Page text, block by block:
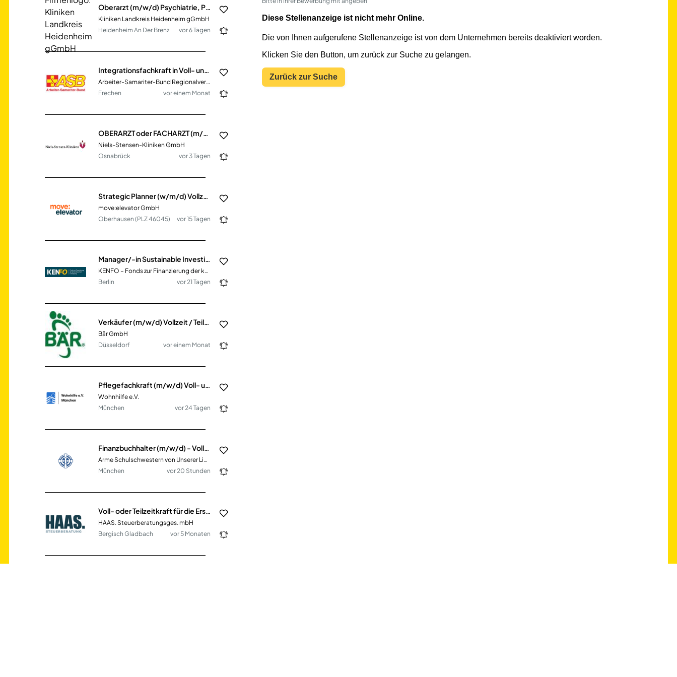
Oberarzt (m/w/d) Psychiatrie, Psychotherapie und Psychosomatik
Kliniken Landkreis Heidenheim gGmbH
Heidenheim An Der Brenz
vor 6 Tagen
Integrationsfachkraft in Voll- und Teilzeit (m, w, d)
Arbeiter-Samariter-Bund Regionalverband Rhein-Erft/ Düren e.V.
Frechen
vor einem Monat
OBERARZT oder FACHARZT (m/w/d) für die Klinik für Anästhesie und Intensivmedizin
Niels-Stensen-Kliniken GmbH
Osnabrück
vor 3 Tagen
Strategic Planner (w/m/d) Vollzeit / Teilzeit
move:elevator GmbH
Oberhausen (PLZ 46045)
vor 15 Tagen
Manager/-in Sustainable Investing (m/w/d) Voll- oder Teilzeit
KENFO – Fonds zur Finanzierung der kerntechnischen Entsorgung
Berlin
vor 21 Tagen
Verkäufer (m/w/d) Vollzeit / Teilzeit
Bär GmbH
Düsseldorf
vor einem Monat
Pflegefachkraft (m/w/d) Voll- und Teilzeit
Wohnhilfe e.V.
München
vor 24 Tagen
Finanzbuchhalter (m/w/d) - Vollzeit / Teilzeit
Arme Schulschwestern von Unserer Lieben Frau
München
vor 20 Stunden
Voll- oder Teilzeitkraft für die Erstellung von Abschlüssen und Steuererklärungen
HAAS. Steuerberatungsges. mbH
Bergisch Gladbach
vor 5 Monaten